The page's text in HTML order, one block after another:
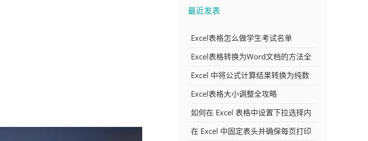
最近发表
Excel表格怎么做学生考试名单
Excel表格转换为Word文档的方法全
解析
Excel 中将公式计算结果转换为纯数
字的多种方法
Excel表格大小调整全攻略
如何在 Excel 表格中设置下拉选择内
容
在 Excel 中固定表头并确保每页打印